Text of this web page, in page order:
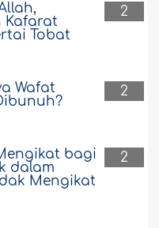
2
Kafarat
Tobat
2
Wafat
2
bagi
dalam
Mengikat